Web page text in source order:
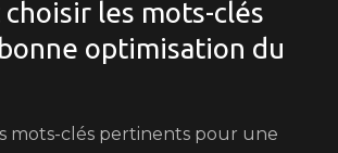
les mots-clés
optimisation du
mots-clés pertinents pour une